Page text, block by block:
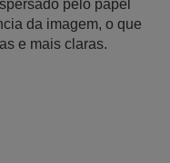
pelo papel
da imagem, o que
e mais claras.